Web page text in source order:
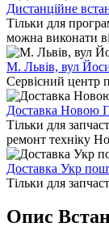
Дистанційне
Тільки для
можна виконати
М. Львів, вул
Сервісний центр
Доставка Новою
Тільки для
ремонт техніку
Доставка Укр
Тільки для
Опис